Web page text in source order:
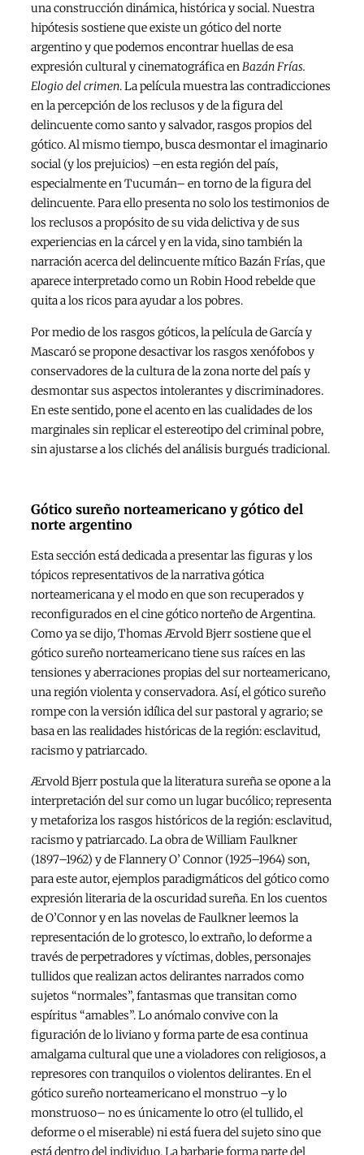
una construcción dinámica, histórica y social. Nuestra
hipótesis sostiene que existe un gótico del norte
argentino y que podemos encontrar huellas de esa
expresión cultural y cinematográfica enBazán Frías.
Elogio del crimen. La película muestra las contradicciones
en la percepción de los reclusos y de la figura del
delincuente como santo y salvador, rasgos propios del
gótico. Al mismo tiempo, busca desmontar el imaginario
social (y los prejuicios) –en esta región del país,
especialmente en Tucumán– en torno de la figura del
delincuente. Para ello presenta no solo los testimonios de
los reclusos a propósito de su vida delictiva y de sus
experiencias en la cárcel y en la vida, sino también la
narración acerca del delincuente mítico Bazán Frías, que
aparece interpretado como un Robin Hood rebelde que
quita a los ricos para ayudar a los pobres.
Por medio de los rasgos góticos, la película de García y
Mascaró se propone desactivar los rasgos xenófobos y
conservadores de la cultura de la zona norte del país y
desmontar sus aspectos intolerantes y discriminadores.
En este sentido, pone el acento en las cualidades de los
marginales sin replicar el estereotipo del criminal pobre,
sin ajustarse a los clichés del análisis burgués tradicional.
Gótico sureño norteamericano y gótico del
norte argentino
Esta sección está dedicada a presentar las figuras y los
tópicos representativos de la narrativa gótica
norteamericana y el modo en que son recuperados y
reconfigurados en el cine gótico norteño de Argentina.
Como ya se dijo, Thomas Ærvold Bjerr sostiene que el
gótico sureño norteamericano tiene sus raíces en las
tensiones y aberraciones propias del sur norteamericano,
una región violenta y conservadora. Así, el gótico sureño
rompe con la versión idílica del sur pastoral y agrario; se
basa en las realidades históricas de la región: esclavitud,
racismo y patriarcado.
Ærvold Bjerr postula que la literatura sureña se opone a la
interpretación del sur como un lugar bucólico; representa
y metaforiza los rasgos históricos de la región: esclavitud,
racismo y patriarcado. La obra de William Faulkner
(1897–1962) y de Flannery O’ Connor (1925–1964) son,
para este autor, ejemplos paradigmáticos del gótico como
expresión literaria de la oscuridad sureña. En los cuentos
de O’Connor y en las novelas de Faulkner leemos la
representación de lo grotesco, lo extraño, lo deforme a
través de perpetradores y víctimas, dobles, personajes
tullidos que realizan actos delirantes narrados como
sujetos “normales”, fantasmas que transitan como
espíritus “amables”. Lo anómalo convive con la
figuración de lo liviano y forma parte de esa continua
amalgama cultural que une a violadores con religiosos, a
represores con tranquilos o violentos delirantes. En el
gótico sureño norteamericano el monstruo –y lo
monstruoso– no es únicamente lo otro (el tullido, el
deforme o el miserable) ni está fuera del sujeto sino que
está dentro del individuo. La barbarie forma parte del